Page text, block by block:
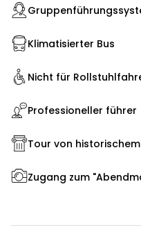
Klimatisierter Bus
Nicht für
Professioneller führer
Tour von
Zugang zum